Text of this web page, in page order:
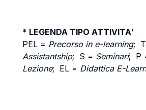
* LEGENDA TIPO ATTIVITA'
PEL = Precorso in e-learning;
Assistantship; S = Seminari; P
Lezione; EL = Didattica E-